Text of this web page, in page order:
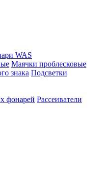
WAS
Маячки проблесковые
Подсветки
Рассеиватели